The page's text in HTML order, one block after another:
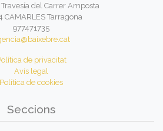
del Carrer Amposta
CAMARLES Tarragona
977471735
de privacitat
Avís legal
Política de cookies
Seccions